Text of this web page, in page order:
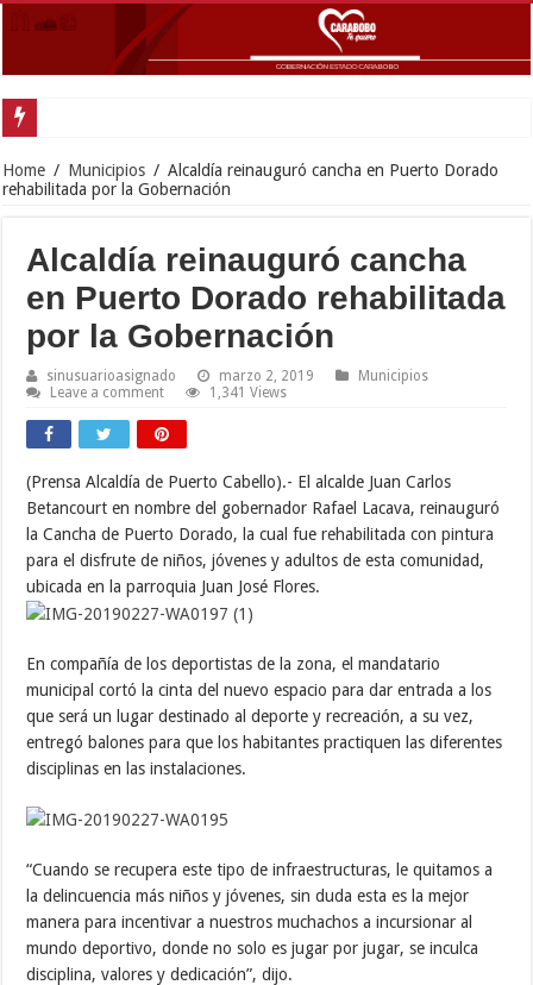
Home / Municipios / Alcaldía reinauguró cancha en Puerto Dorado
rehabilitada por la Gobernación
Alcaldía reinauguró cancha
en Puerto Dorado rehabilitada
por la Gobernación
sinusuarioasignado marzo 2, 2019
Municipios
Leave a comment
1,341 Views
(Prensa Alcaldía de Puerto Cabello).- El alcalde Juan Carlos
Betancourt en nombre del gobernador Rafael Lacava, reinauguró
la Cancha de Puerto Dorado, la cual fue rehabilitada con pintura
para el disfrute de niños, jóvenes y adultos de esta comunidad,
ubicada en la parroquia Juan José Flores.
En compañía de los deportistas de la zona, el mandatario
municipal cortó la cinta del nuevo espacio para dar entrada a los
que será un lugar destinado al deporte y recreación, a su vez,
entregó balones para que los habitantes practiquen las diferentes
disciplinas en las instalaciones.
“Cuando se recupera este tipo de infraestructuras, le quitamos a
la delincuencia más niños y jóvenes, sin duda esta es la mejor
manera para incentivar a nuestros muchachos a incursionar al
mundo deportivo, donde no solo es jugar por jugar, se inculca
disciplina, valores y dedicación”, dijo.